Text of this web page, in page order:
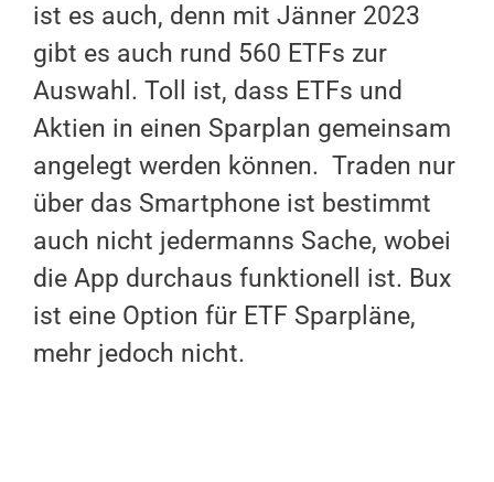
ist es auch, denn mit Jänner 2023
gibt es auch rund 560 ETFs zur
Auswahl. Toll ist, dass ETFs und
Aktien in einen Sparplan gemeinsam
angelegt werden können. Traden nur
über das Smartphone ist bestimmt
auch nicht jedermanns Sache, wobei
die App durchaus funktionell ist. Bux
ist eine Option für ETF Sparpläne,
mehr jedoch nicht.